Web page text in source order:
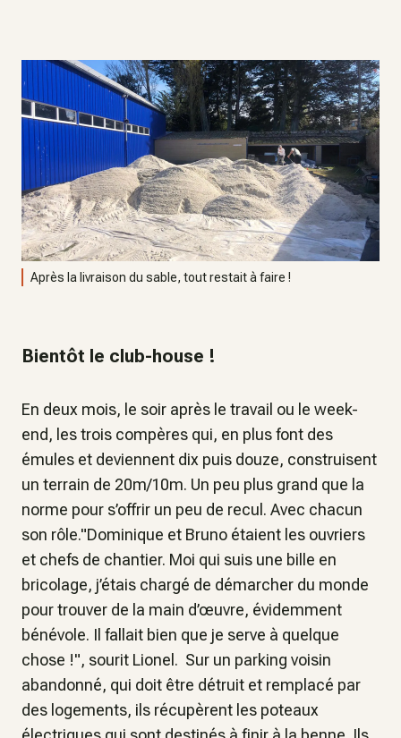
Après la livraison du sable, tout restait à faire !
Bientôt le club-house !
En deux mois, le soir après le travail ou le week-
end, les trois compères qui, en plus font des
émules et deviennent dix puis douze, construisent
un terrain de 20m/10m. Un peu plus grand que la
norme pour s’offrir un peu de recul. Avec chacun
son rôle."Dominique et Bruno étaient les ouvriers
et chefs de chantier. Moi qui suis une bille en
bricolage, j’étais chargé de démarcher du monde
pour trouver de la main d’œuvre, évidemment
bénévole. Il fallait bien que je serve à quelque
chose !", sourit Lionel. Sur un parking voisin
abandonné, qui doit être détruit et remplacé par
des logements, ils récupèrent les poteaux